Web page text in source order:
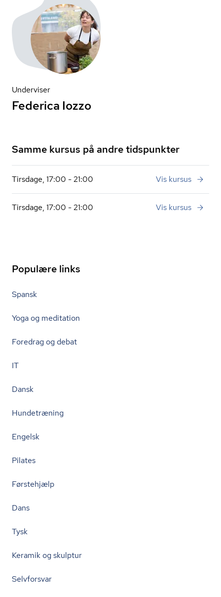
Underviser
Federica Iozzo
Samme kursus på andre tidspunkter
Tirsdage, 17:00 - 21:00 Vis kursus
Tirsdage, 17:00 - 21:00 Vis kursus
Populære links
Spansk
Yoga og meditation
Foredrag og debat
IT
Dansk
Hundetræning
Engelsk
Pilates
Førstehjælp
Dans
Tysk
Keramik og skulptur
Selvforsvar